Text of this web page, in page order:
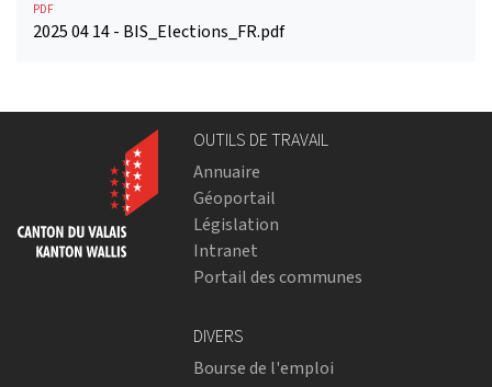
PDF
2025 04 14 - BIS_Elections_FR.pdf
OUTILS DE TRAVAIL
Annuaire
Géoportail
Législation
Intranet
Portail des communes
DIVERS
Bourse de l'emploi